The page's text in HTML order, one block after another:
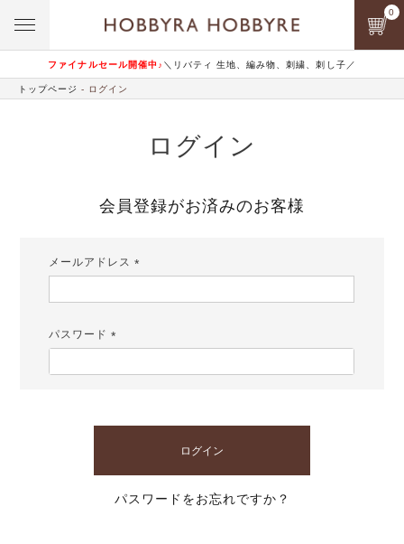
ファイナルセール開催中♪ ＼リバティ 生地、編み物、刺繍、刺し子／
0
トップページ ログイン
ログイン
会員登録がお済みのお客様
メールアドレス
パスワード
ログイン
パスワードをお忘れですか？